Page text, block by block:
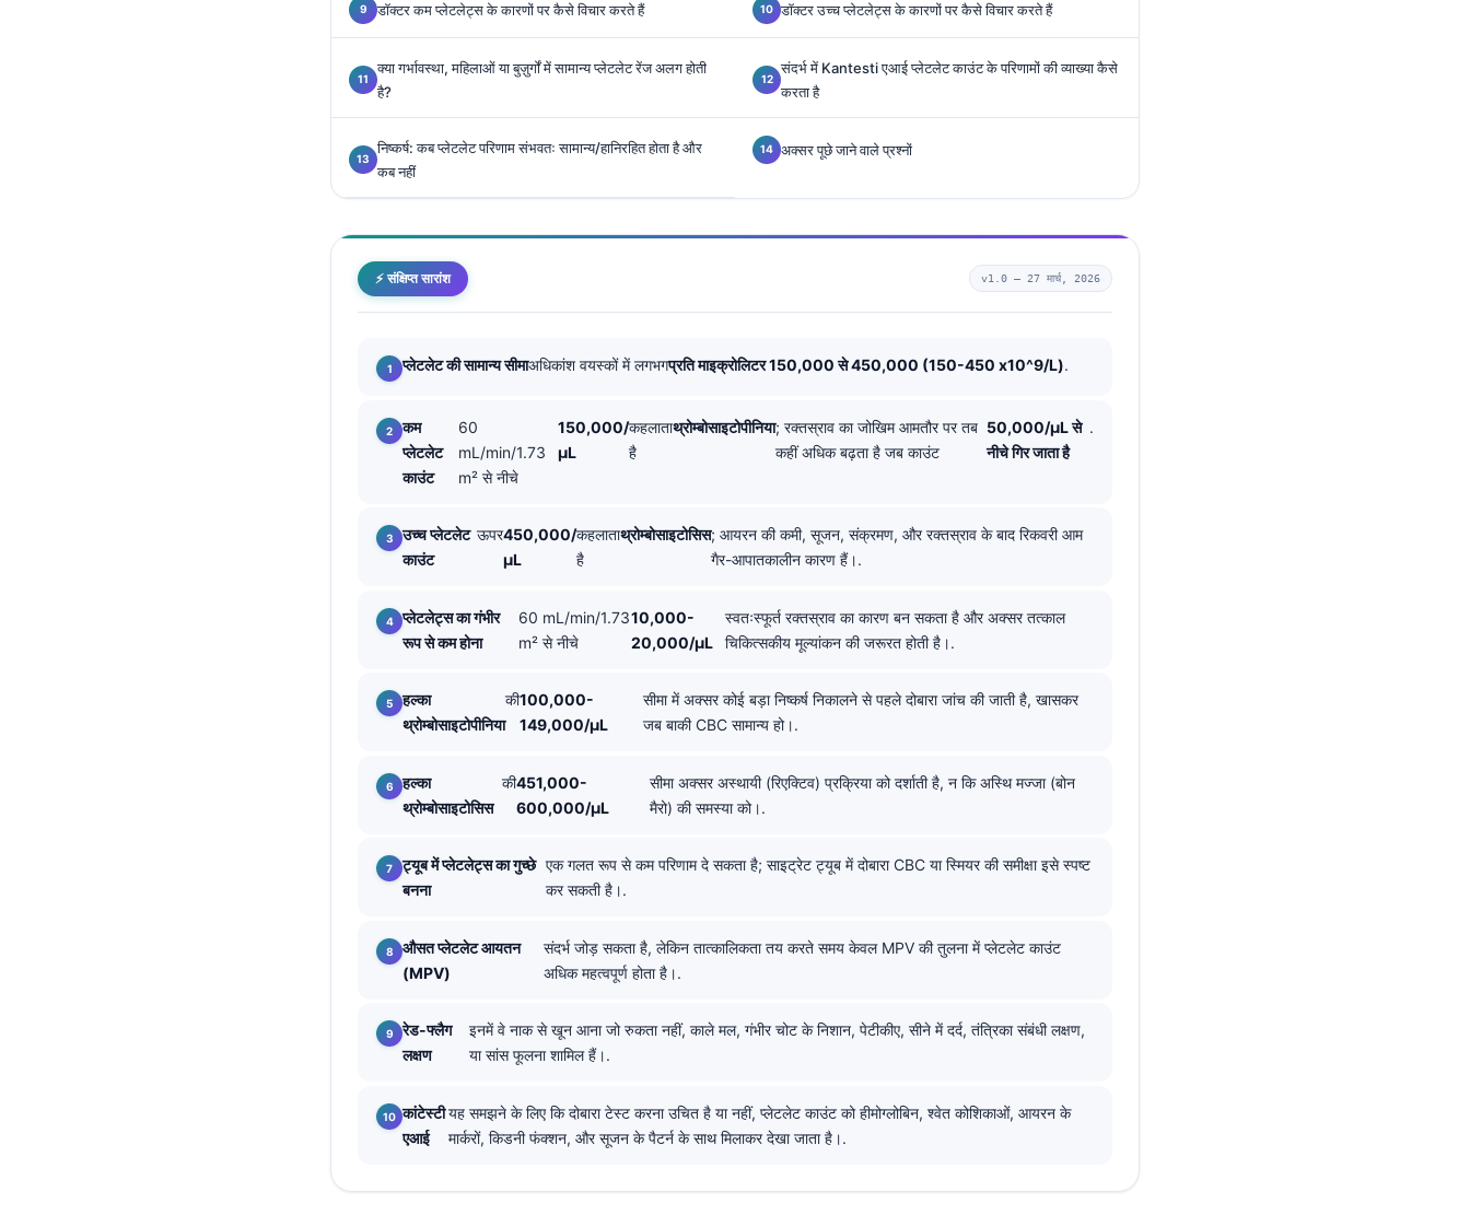
डॉक्टर कम प्लेटलेट्स के कारणों पर कैसे विचार करते हैं डॉक्टर उच्च प्लेटलेट्स के कारणों पर कैसे विचार करते हैं
क्या गर्भावस्था, महिलाओं या बुज़ुर्गों में सामान्य प्लेटलेट रेंज अलग होती
है?
संदर्भ में Kantesti एआई प्लेटलेट काउंट के परिणामों की व्याख्या कैसे
करता है
निष्कर्ष: कब प्लेटलेट परिणाम संभवतः सामान्य/हानिरहित होता है और
कब नहीं
अक्सर पूछे जाने वाले प्रश्नों
⚡ संक्षिप्त सारांश v1.0 — 27 मार्च, 2026
प्लेटलेट की सामान्य सीमाअधिकांश वयस्कों में लगभगप्रति माइक्रोलिटर 150,000 से 450,000 (150-450 x10^9/L).
कम
प्लेटलेट
काउंट
60
mL/min/1.73
m² से नीचे
150,000/
µL
कहलाता
है
थ्रोम्बोसाइटोपीनिया; रक्तस्राव का जोखिम आमतौर पर तब
कहीं अधिक बढ़ता है जब काउंट
50,000/µL से
नीचे गिर जाता है
.
उच्च प्लेटलेट
काउंट
ऊपर450,000/
µL
कहलाता
है
थ्रोम्बोसाइटोसिस; आयरन की कमी, सूजन, संक्रमण, और रक्तस्राव के बाद रिकवरी आम
गैर-आपातकालीन कारण हैं।.
प्लेटलेट्स का गंभीर
रूप से कम होना
60 mL/min/1.73
m² से नीचे
10,000-
20,000/µL
स्वतःस्फूर्त रक्तस्राव का कारण बन सकता है और अक्सर तत्काल
चिकित्सकीय मूल्यांकन की जरूरत होती है।.
हल्का
थ्रोम्बोसाइटोपीनिया
की100,000-
149,000/µL
सीमा में अक्सर कोई बड़ा निष्कर्ष निकालने से पहले दोबारा जांच की जाती है, खासकर
जब बाकी CBC सामान्य हो।.
हल्का
थ्रोम्बोसाइटोसिस
की451,000-
600,000/µL
सीमा अक्सर अस्थायी (रिएक्टिव) प्रक्रिया को दर्शाती है, न कि अस्थि मज्जा (बोन
मैरो) की समस्या को।.
ट्यूब में प्लेटलेट्स का गुच्छे
बनना
एक गलत रूप से कम परिणाम दे सकता है; साइट्रेट ट्यूब में दोबारा CBC या स्मियर की समीक्षा इसे स्पष्ट
कर सकती है।.
औसत प्लेटलेट आयतन
(MPV)
संदर्भ जोड़ सकता है, लेकिन तात्कालिकता तय करते समय केवल MPV की तुलना में प्लेटलेट काउंट
अधिक महत्वपूर्ण होता है।.
रेड-फ्लैग
लक्षण
इनमें वे नाक से खून आना जो रुकता नहीं, काले मल, गंभीर चोट के निशान, पेटीकीए, सीने में दर्द, तंत्रिका संबंधी लक्षण,
या सांस फूलना शामिल हैं।.
कांटेस्टी
एआई
यह समझने के लिए कि दोबारा टेस्ट करना उचित है या नहीं, प्लेटलेट काउंट को हीमोग्लोबिन, श्वेत कोशिकाओं, आयरन के
मार्करों, किडनी फंक्शन, और सूजन के पैटर्न के साथ मिलाकर देखा जाता है।.